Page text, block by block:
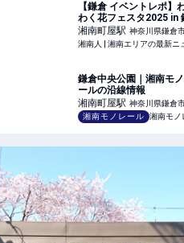
【鎌倉 イベントレポ】
わく花フェスタ2025 in
倉中央公園 - 自然の中で
花や動物と触れ合い、笑
溢れるイベント！ | 湘南
湘南町屋駅 神奈川県鎌倉
鎌倉中央公園｜湘南モ
ールの沿線情報
湘南町屋駅 神奈川県鎌倉
湘南モノレール